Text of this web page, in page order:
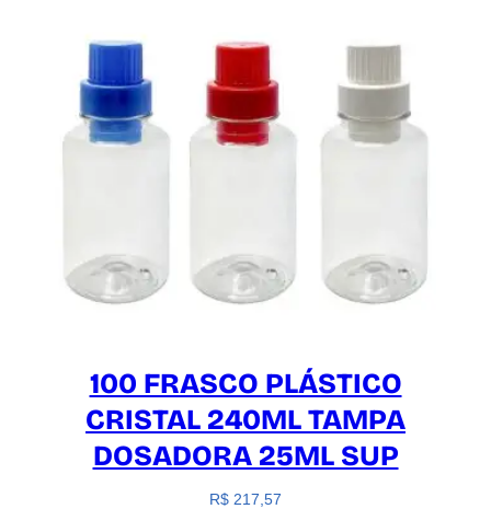
100 FRASCO PLÁSTICO
CRISTAL 240ML TAMPA
DOSADORA 25ML SUP
R$ 217,57